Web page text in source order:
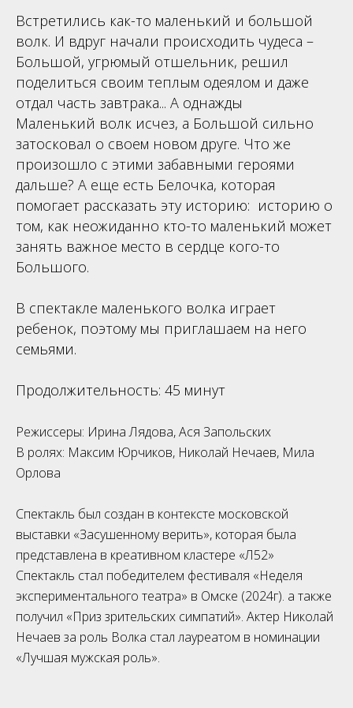
Встретились как-то маленький и большой
волк. И вдруг начали происходить чудеса –
Большой, угрюмый отшельник, решил
поделиться своим теплым одеялом и даже
отдал часть завтрака... А однажды
Маленький волк исчез, а Большой сильно
затосковал о своем новом друге. Что же
произошло с этими забавными героями
дальше? А еще есть Белочка, которая
помогает рассказать эту историю: историю о
том, как неожиданно кто-то маленький может
занять важное место в сердце кого-то
Большого.
В спектакле маленького волка играет
ребенок, поэтому мы приглашаем на него
семьями.
Продолжительность: 45 минут
Режиссеры: Ирина Лядова, Ася Запольских
В ролях: Максим Юрчиков, Николай Нечаев, Мила
Орлова
Спектакль был создан в контексте московской
выставки «Засушенному верить», которая была
представлена в креативном кластере «Л52»
Спектакль стал победителем фестиваля «Неделя
экспериментального театра» в Омске (2024г). а также
получил «Приз зрительских симпатий». Актер Николай
Нечаев за роль Волка стал лауреатом в номинации
«Лучшая мужская роль».